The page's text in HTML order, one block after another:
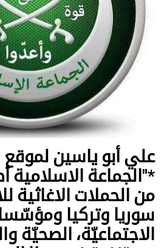
علي أبو ياسين لموقع
*"الجماعة الاسلامية
من الحملات الاغاثية
سوريا وتركيا
الاجتماعيّة، الصحيّة